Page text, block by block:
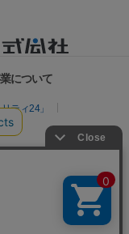
について
ティ24」